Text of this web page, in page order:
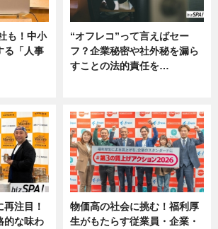
も！中小
る「人事
“オフレコ”って言えばセー
フ？企業秘密や社外秘を漏ら
すことの法的責任を…
注目！
的な味わ
物価高の社会に挑む！福利厚
生がもたらす従業員・企業・